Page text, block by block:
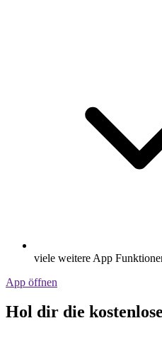
viele weitere App
App öffnen
Hol dir die